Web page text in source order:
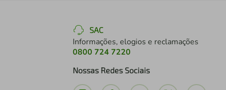
SAC
Informações, elogios e reclamações
0800 724 7220
Nossas Redes Sociais